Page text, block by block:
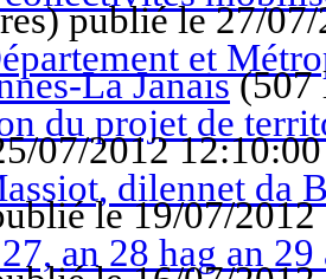
)publié le 27/
et
La Janais(507
du projet de
07/2012 12:10:00
dilennet da
le 19/07/2012
an 28 hag an